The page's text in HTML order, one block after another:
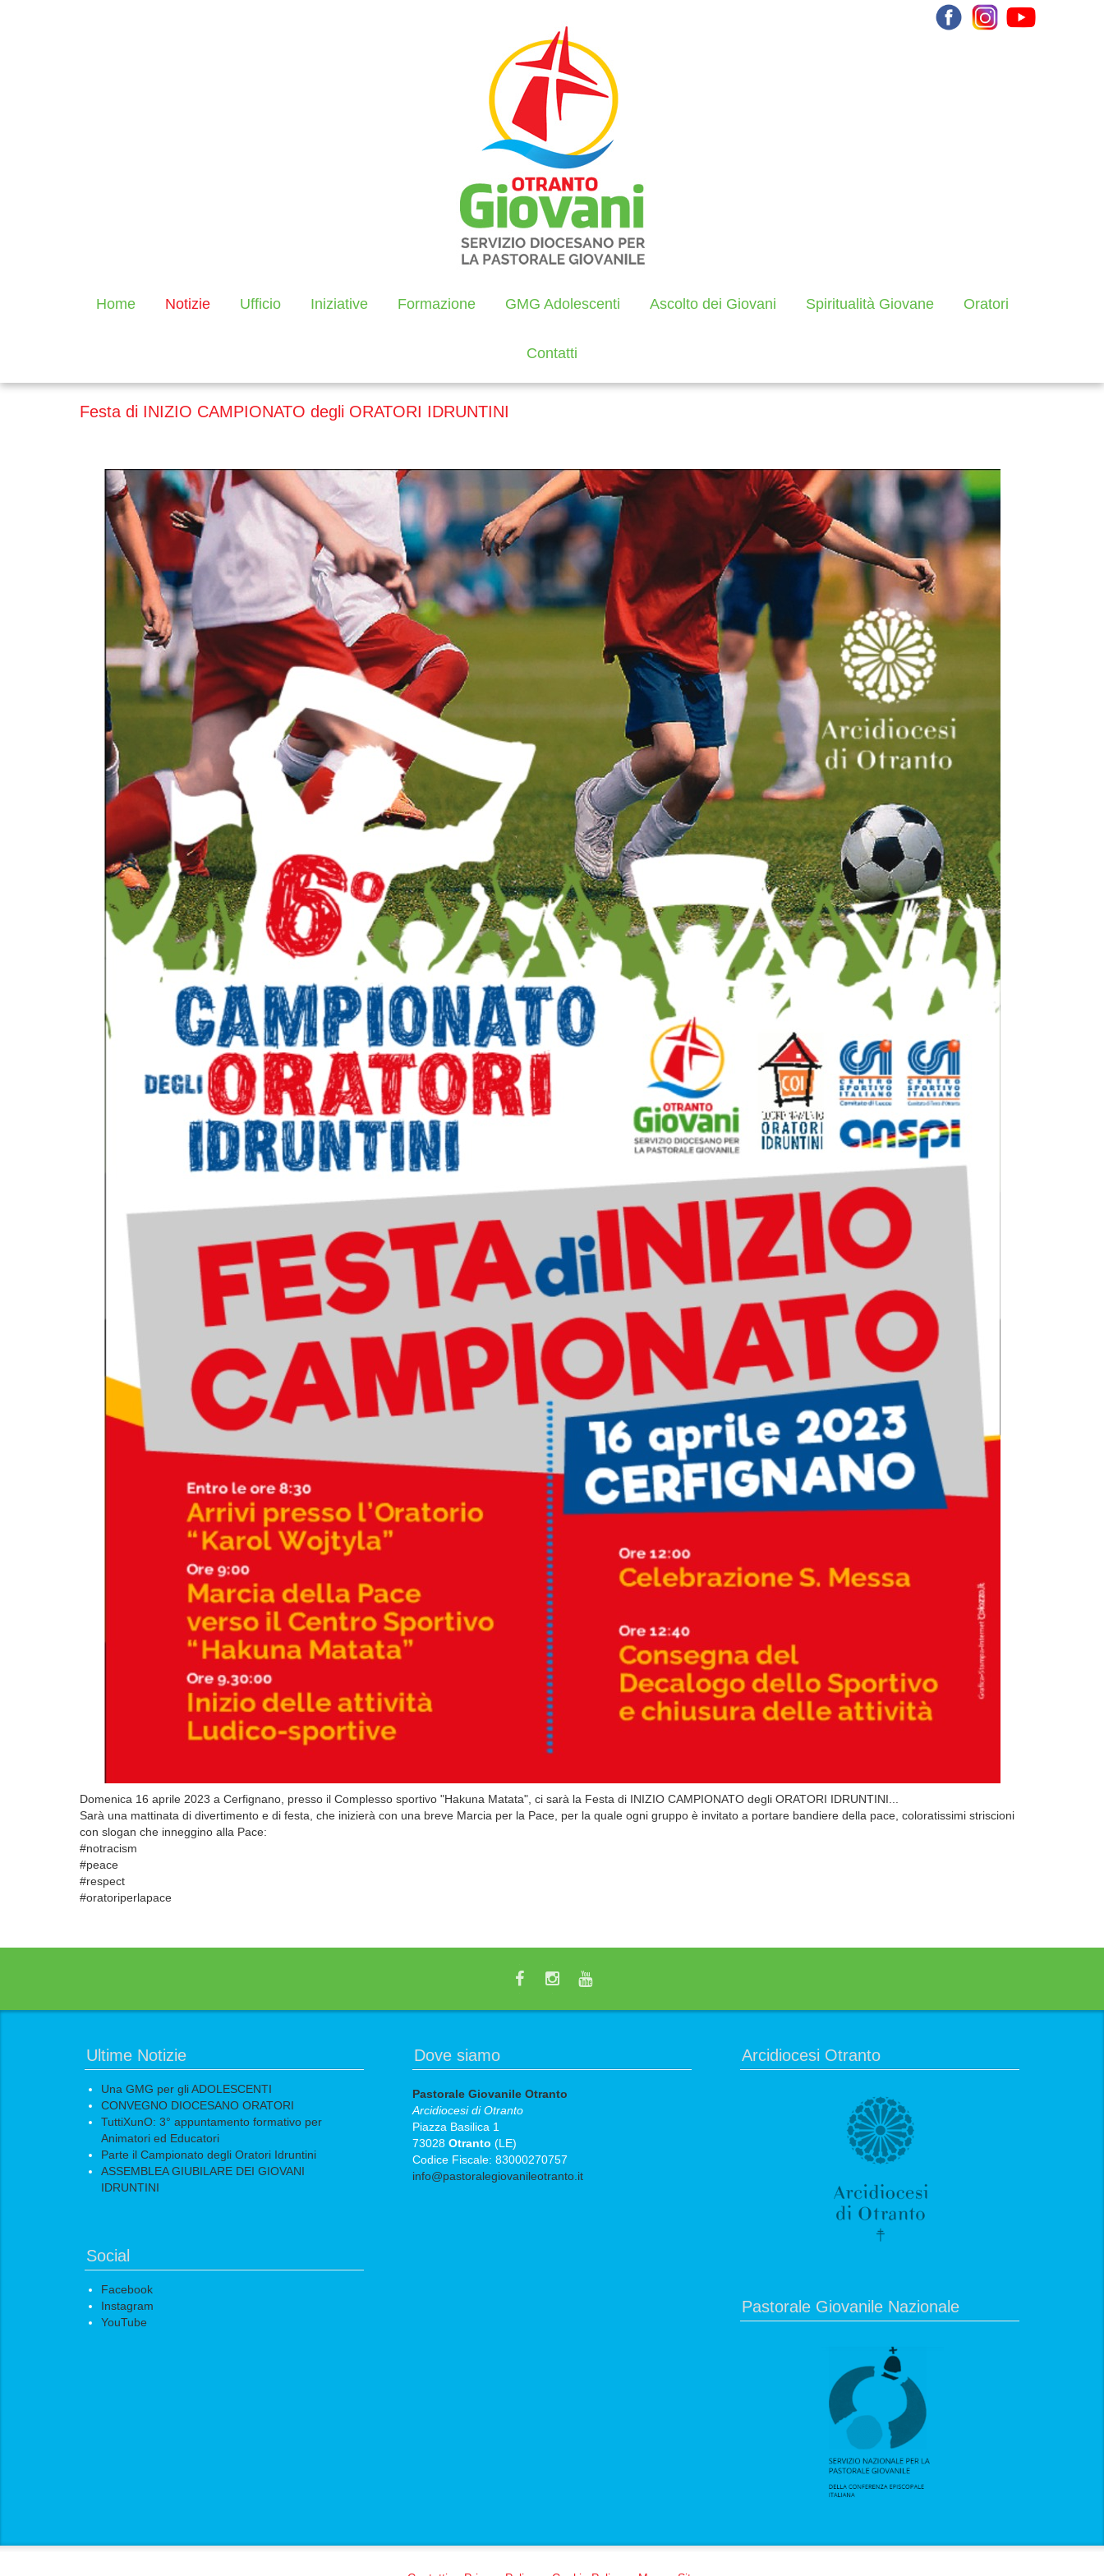
Home Notizie Ufficio Iniziative Formazione GMG Adolescenti Ascolto dei Giovani Spiritualità Giovane Oratori
Contatti
Festa di INIZIO CAMPIONATO degli ORATORI IDRUNTINI
Domenica 16 aprile 2023 a Cerfignano, presso il Complesso sportivo "Hakuna Matata", ci sarà la Festa di INIZIO CAMPIONATO degli ORATORI IDRUNTINI...
Sarà una mattinata di divertimento e di festa, che inizierà con una breve Marcia per la Pace, per la quale ogni gruppo è invitato a portare bandiere della pace, coloratissimi striscioni
con slogan che inneggino alla Pace:
#notracism
#peace
#respect
#oratoriperlapace
Ultime Notizie
Una GMG per gli ADOLESCENTI
CONVEGNO DIOCESANO ORATORI
TuttiXunO: 3° appuntamento formativo per
Animatori ed Educatori
Parte il Campionato degli Oratori Idruntini
ASSEMBLEA GIUBILARE DEI GIOVANI
IDRUNTINI
Social
Facebook
Instagram
YouTube
Dove siamo
Pastorale Giovanile Otranto
Arcidiocesi di Otranto
Piazza Basilica 1
73028Otranto (LE)
Codice Fiscale: 83000270757
info@pastoralegiovanileotranto.it
Arcidiocesi Otranto
Pastorale Giovanile Nazionale